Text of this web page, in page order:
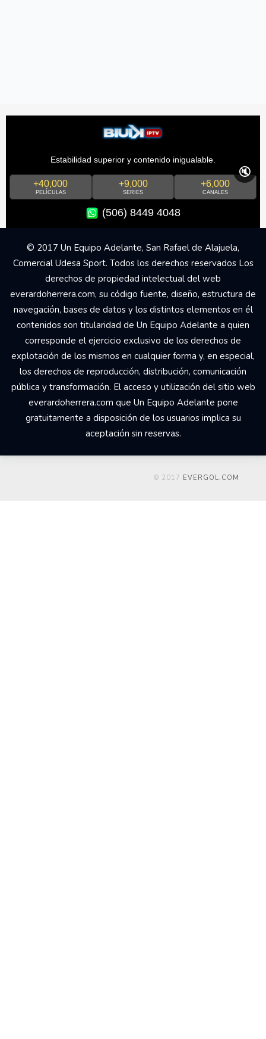
Estabilidad superior y contenido inigualable.
+40,000
PELÍCULAS
+9,000
SERIES
+6,000
CANALES
(506) 8449 4048
🔇
© 2017 Un Equipo Adelante, San Rafael de Alajuela,
Comercial Udesa Sport. Todos los derechos reservados Los
derechos de propiedad intelectual del web
everardoherrera.com, su código fuente, diseño, estructura de
navegación, bases de datos y los distintos elementos en él
contenidos son titularidad de Un Equipo Adelante a quien
corresponde el ejercicio exclusivo de los derechos de
explotación de los mismos en cualquier forma y, en especial,
los derechos de reproducción, distribución, comunicación
pública y transformación. El acceso y utilización del sitio web
everardoherrera.com que Un Equipo Adelante pone
gratuitamente a disposición de los usuarios implica su
aceptación sin reservas.
© 2017 EVERGOL.COM